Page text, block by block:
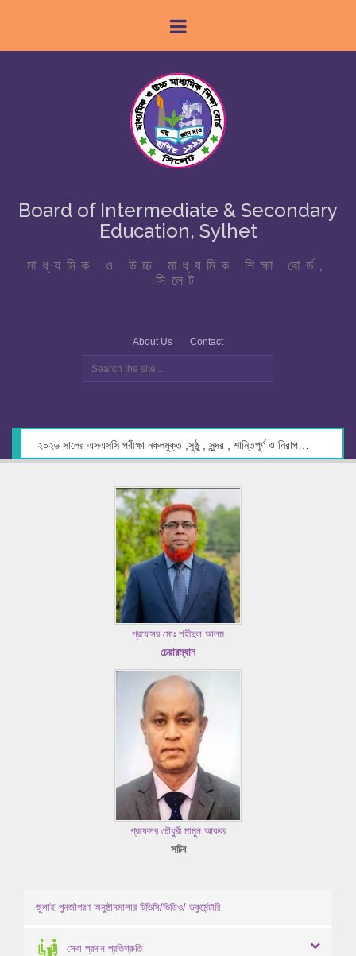
Board of Intermediate & Secondary
Education, Sylhet
মাধ্যমিক ও উচ্চ মাধ্যমিক শিক্ষা বোর্ড,
সিলেট
About Us Contact
প্রফেসর মোঃ শহীদুল আলম
চেয়ারম্যান
প্রফেসর চৌধুরী মামুন আকবর
সচিব
জুলাই পুনর্জাগরণ অনুষ্ঠানমালার টিভিসি/ভিডিও/ ডকুমেন্টারি
সেবা প্রদান প্রতিশ্রুতি